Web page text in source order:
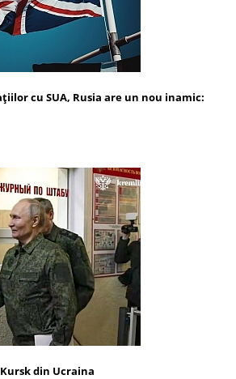
cu SUA, Rusia are un nou inamic:
din Ucraina